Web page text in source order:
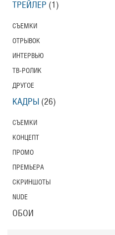
ТРЕЙЛЕР (1)
СЪЕМКИ
ОТРЫВОК
ИНТЕРВЬЮ
ТВ-РОЛИК
ДРУГОЕ
КАДРЫ (26)
СЪЕМКИ
КОНЦЕПТ
ПРОМО
ПРЕМЬЕРА
СКРИНШОТЫ
NUDE
ОБОИ